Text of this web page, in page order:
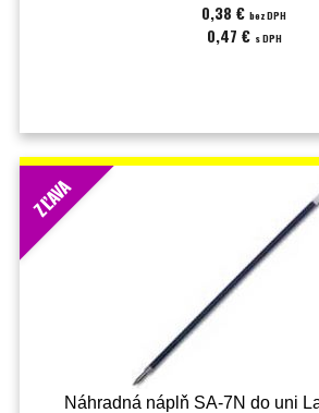
0,38 € bez DPH
0,47 € s DPH
ZĽAVA
Náhradná náplň SA-7N do uni